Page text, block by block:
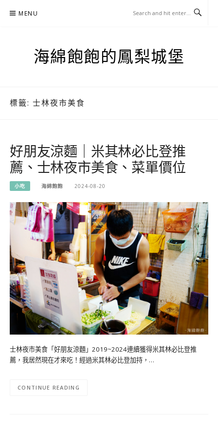
MENU
海綿飽飽的鳳梨城堡
標籤: 士林夜市美食
好朋友涼麵｜米其林必比登推
薦、士林夜市美食、菜單價位
小吃 海綿飽飽 2024-08-20
士林夜市美食「好朋友涼麵」2019~2024連續獲得米其林必比登推
薦，我居然現在才來吃！經過米其林必比登加持，…
CONTINUE READING